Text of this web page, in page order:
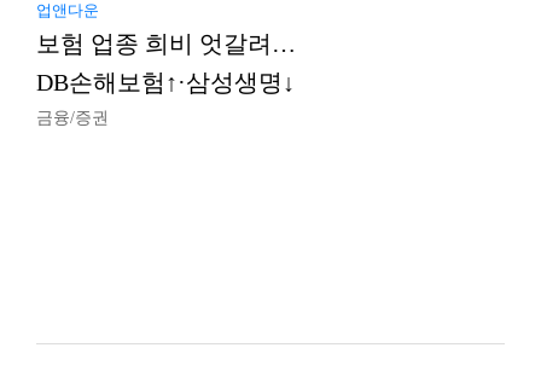
업앤다운
보험 업종 희비 엇갈려…
DB손해보험↑·삼성생명↓
금융/증권